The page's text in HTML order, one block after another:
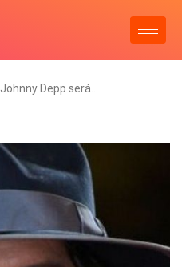
Johnny Depp será…